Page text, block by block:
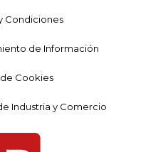
Condiciones
de Información
Cookies
Industria y Comercio